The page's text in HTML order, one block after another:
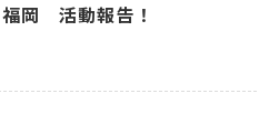
岡 活動報告！